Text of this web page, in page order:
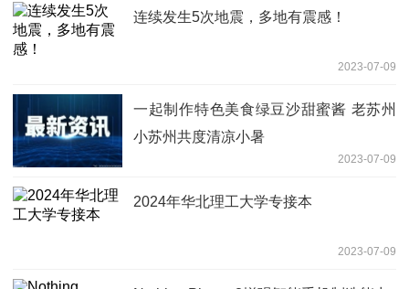
连续发生5次地震，多地有震感！
2023-07-09
一起制作特色美食绿豆沙甜蜜酱 老苏州
小苏州共度清凉小暑
2023-07-09
2024年华北理工大学专接本
2023-07-09